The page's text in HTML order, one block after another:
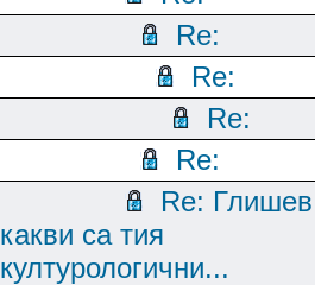
Re:
Re:
Re:
Re:
Re:
какви са тия
културологични...